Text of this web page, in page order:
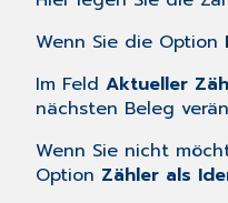
Wenn Sie die Option
Im Feld Aktueller
nächsten Beleg
Wenn Sie nicht
Option Zähler als